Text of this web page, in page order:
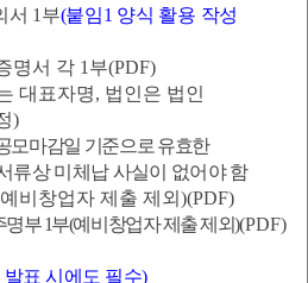
서 1 부(붙임1 양식 활용 작성
명서 각 1 부(PDF)
대표자명, 법인은 법인
)
모마감일 기준으로 유효한
류상 미체납 사실이 없어야 함
예비창업자 제출 제외 )(PDF)
명부1부(예비창업자 제출 제외)(PDF)
발표 시에도 필수)